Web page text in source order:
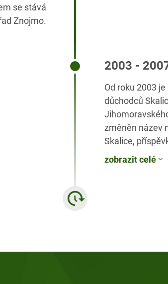
se stává
Znojmo.
2003 -
Od roku 2003
důchodců
změněn název
Skalice,
byla
zobrazit celé